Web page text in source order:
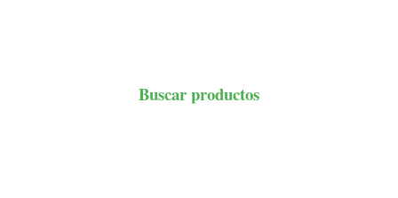
Buscar productos